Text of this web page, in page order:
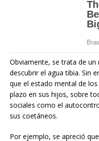
Obviamente, se trata de
descubrir el agua tibia. Sin
que el estado mental de
plazo en sus hijos, sobre
sociales como el
sus coetáneos.
Por ejemplo, se apreció